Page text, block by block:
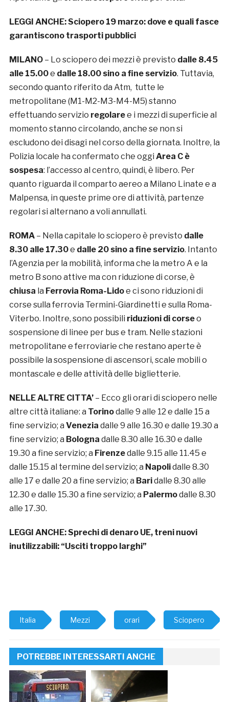
LEGGI ANCHE:Sciopero 19 marzo: dove e quali fasce
garantiscono trasporti pubblici
MILANO– Lo sciopero dei mezzi è previsto dalle 8.45
alle 15.00e dalle 18.00 sino a fine servizio. Tuttavia,
secondo quanto riferito da Atm, tutte le
metropolitane (M1-M2-M3-M4-M5) stanno
effettuando servizio regolaree i mezzi di superficie al
momento stanno circolando, anche se non si
escludono dei disagi nel corso della giornata. Inoltre, la
Polizia locale ha confermato che oggi Area C è
sospesa: l’accesso al centro, quindi, è libero. Per
quanto riguarda il comparto aereo a Milano Linate e a
Malpensa, in queste prime ore di attività, partenze
regolari si alternano a voli annullati.
ROMA– Nella capitale lo sciopero è previsto dalle
8.30 alle 17.30e dalle 20 sino a fine servizio. Intanto
l’Agenzia per la mobilità, informa che la metro A e la
metro B sono attive ma con riduzione di corse, è
chiusa la Ferrovia Roma-Lidoe ci sono riduzioni di
corse sulla ferrovia Termini-Giardinetti e sulla Roma-
Viterbo. Inoltre, sono possibili riduzioni di corseo
sospensione di linee per bus e tram. Nelle stazioni
metropolitane e ferroviarie che restano aperte è
possibile la sospensione di ascensori, scale mobili o
montascale e delle attività delle biglietterie.
NELLE ALTRE CITTA’– Ecco gli orari di sciopero nelle
altre città italiane: a Torinodalle 9 alle 12 e dalle 15 a
fine servizio; a Venezia dalle 9 alle 16.30 e dalle 19.30 a
fine servizio; a Bologna dalle 8.30 alle 16.30 e dalle
19.30 a fine servizio; a Firenzedalle 9.15 alle 11.45 e
dalle 15.15 al termine del servizio; a Napolidalle 8.30
alle 17 e dalle 20 a fine servizio; a Baridalle 8.30 alle
12.30 e dalle 15.30 a fine servizio; a Palermodalle 8.30
alle 17.30.
LEGGI ANCHE:Sprechi di denaro UE, treni nuovi
inutilizzabili: “Usciti troppo larghi”
Italia Mezzi orari Sciopero
POTREBBE INTERESSARTI ANCHE